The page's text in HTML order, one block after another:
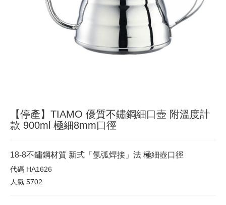
【停產】TIAMO 優質不鏽鋼細口壺 附溫度計
款 900ml 極細8mm口徑
18-8不鏽鋼材質 新式「氬弧焊接」法 極細壺口徑
代碼 HA1626
人氣 5702